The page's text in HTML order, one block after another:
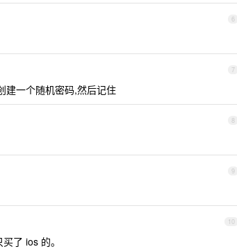
6
7
建一个随机密码,然后记住
8
9
10
了 ios 的。